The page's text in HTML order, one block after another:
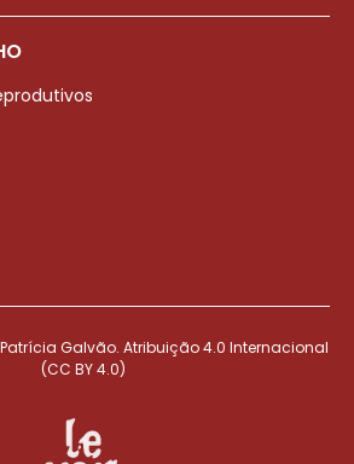
Galvão. Atribuição 4.0 Internacional
(CC BY 4.0)